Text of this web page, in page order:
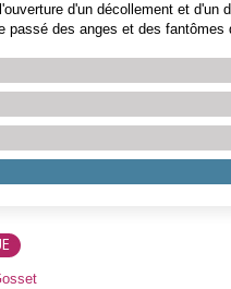
d'un décollement et d'un
passé des anges et des fantômes